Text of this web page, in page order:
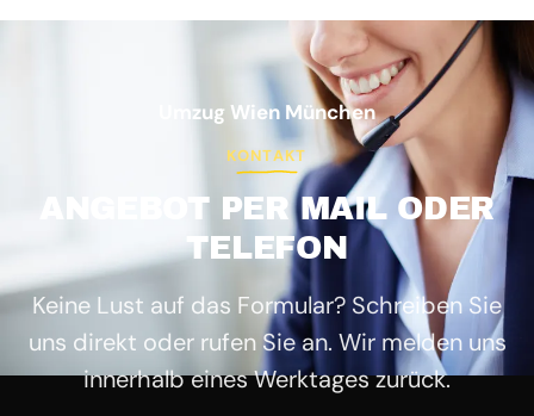
Umzug Wien München
KONTAKT
ANGEBOT PER MAIL ODER
TELEFON
Keine Lust auf das Formular? Schreiben Sie
uns direkt oder rufen Sie an. Wir melden uns
innerhalb eines Werktages zurück.